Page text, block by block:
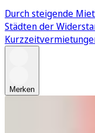
Durch steigende
Städten der
Merken